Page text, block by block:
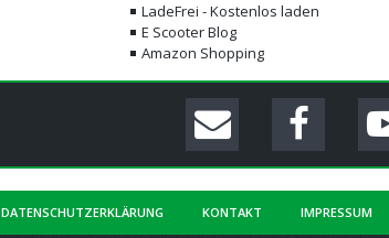
LadeFrei - Kostenlos laden
E Scooter Blog
Amazon Shopping
DATENSCHUTZERKLÄRUNG KONTAKT IMPRESSUM